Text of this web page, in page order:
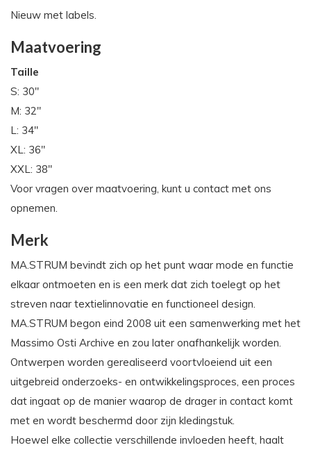
Nieuw met labels.
Maatvoering
Taille
S: 30"
M: 32"
L: 34"
XL: 36"
XXL: 38"
Voor vragen over maatvoering, kunt u contact met ons
opnemen.
Merk
MA.STRUM bevindt zich op het punt waar mode en functie
elkaar ontmoeten en is een merk dat zich toelegt op het
streven naar textielinnovatie en functioneel design.
MA.STRUM begon eind 2008 uit een samenwerking met het
Massimo Osti Archive en zou later onafhankelijk worden.
Ontwerpen worden gerealiseerd voortvloeiend uit een
uitgebreid onderzoeks- en ontwikkelingsproces, een proces
dat ingaat op de manier waarop de drager in contact komt
met en wordt beschermd door zijn kledingstuk.
Hoewel elke collectie verschillende invloeden heeft, haalt